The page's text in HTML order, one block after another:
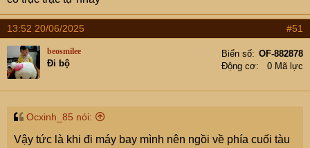
13:52 20/06/2025 #51
beosmilee
Đi bộ
Biển số
OF-882878
Động cơ
0 Mã lực
Ocxinh_85 nói:
Vậy tức là khi đi máy bay mình nên ngồi về phía cuối tàu